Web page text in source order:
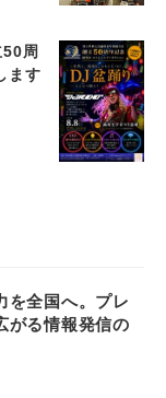
周
ます
を全国へ。プレ
がる情報発信の